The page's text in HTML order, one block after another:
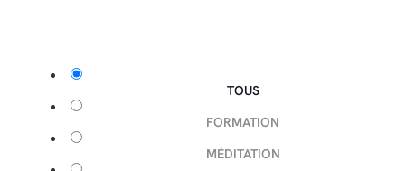
TOUS
FORMATION
MÉDITATION